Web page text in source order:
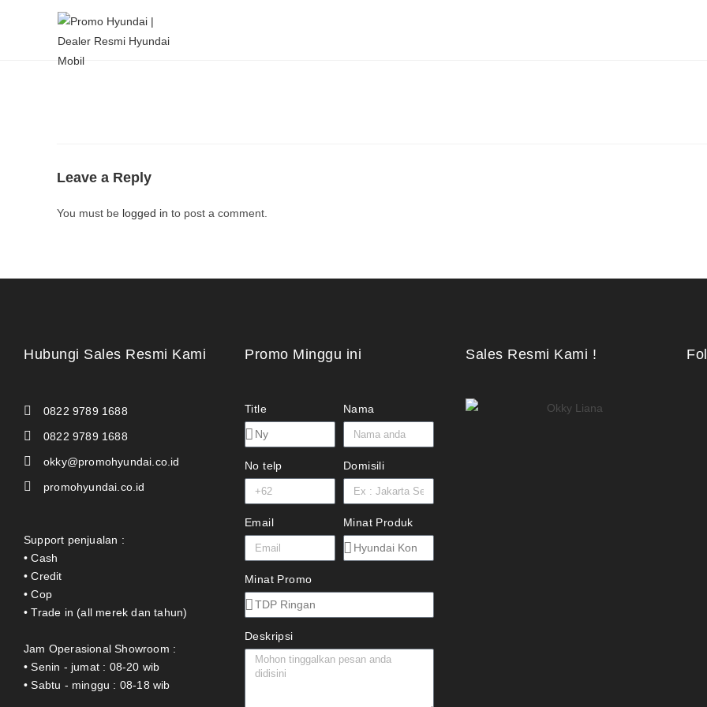
Leave a Reply
You must be logged in to post a comment.
Hubungi Sales Resmi Kami
0822 9789 1688
0822 9789 1688
okky@promohyundai.co.id
promohyundai.co.id
Support penjualan :
• Cash
• Credit
• Cop
• Trade in (all merek dan tahun)
Jam Operasional Showroom :
• Senin - jumat : 08-20 wib
• Sabtu - minggu : 08-18 wib
Promo Minggu ini
Title Nama
No telp Domisili
Email Minat Produk
Minat Promo
Deskripsi
Sales Resmi Kami !